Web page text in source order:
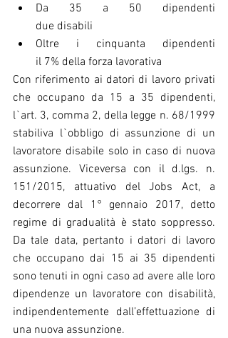
Da 35 a 50 dipendenti
due disabili
Oltre i cinquanta dipendenti
il 7% della forza lavorativa
Con riferimento ai datori di lavoro privati
che occupano da 15 a 35 dipendenti,
l`art. 3, comma 2, della legge n. 68/1999
stabiliva l`obbligo di assunzione di un
lavoratore disabile solo in caso di nuova
assunzione. Viceversa con il d.lgs. n.
151/2015, attuativo del Jobs Act, a
decorrere dal 1° gennaio 2017, detto
regime di gradualità è stato soppresso.
Da tale data, pertanto i datori di lavoro
che occupano dai 15 ai 35 dipendenti
sono tenuti in ogni caso ad avere alle loro
dipendenze un lavoratore con disabilità,
indipendentemente dall’effettuazione di
una nuova assunzione.